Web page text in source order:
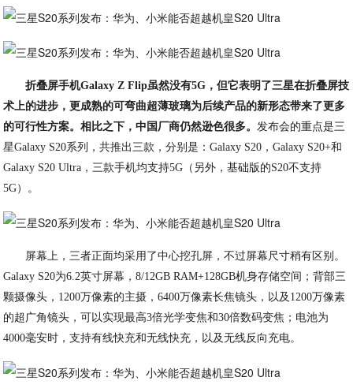
折叠屏手机Galaxy Z Flip虽然没有5G，但它表明了三星在折叠屏技
术上的进步，更成熟的可弯曲超薄玻璃为后续产品的新形态带来了更多
的可行性方案。相比之下，中国厂商仍然逊色很多。发布会的重点是三
星Galaxy S20系列，共推出三款，分别是：Galaxy S20，Galaxy S20+和
Galaxy S20 Ultra，三款手机均支持5G（另外，基础版的S20不支持
5G）。
屏幕上，三者正面均采用了中心挖孔屏，不过屏幕尺寸稍有区别。
Galaxy S20为6.2英寸屏幕，8/12GB RAM+128GB机身存储空间；背部三
颗摄像头，1200万像素的主摄，6400万像素长焦镜头，以及1200万像素
的超广角镜头，可以实现最高3倍光学变焦和30倍数码变焦；电池为
4000毫安时，支持有线快充和无线快充，以及无线反向充电。